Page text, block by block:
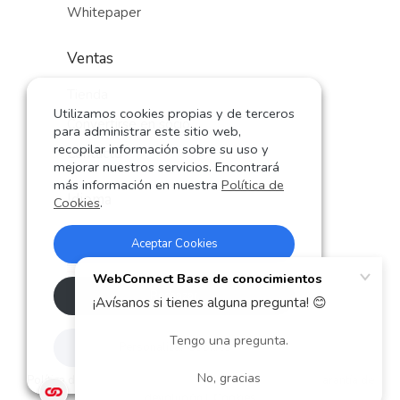
Whitepaper
Ventas
Convertirse en socio
Contacto
Idioma
Alemán
Español
Política de privacidad
Condiciones|Datos Legales
Utilizamos cookies propias y de terceros
para administrar este sitio web,
recopilar información sobre su uso y
mejorar nuestros servicios. Encontrará
más información en nuestra Política de
Cookies.
Aceptar Cookies
Rechazar
Personalizar Cookies